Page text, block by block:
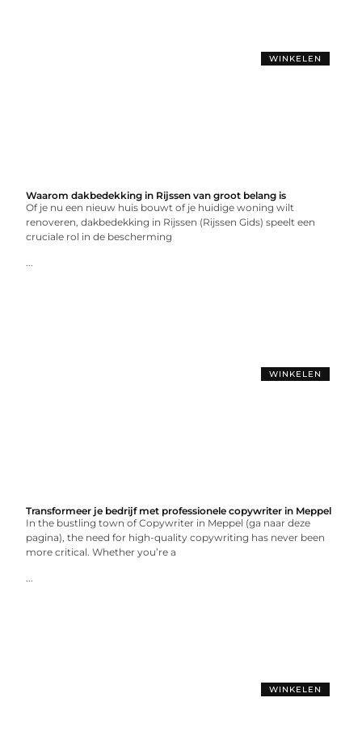
WINKELEN
Waarom dakbedekking in Rijssen van groot belang is
Of je nu een nieuw huis bouwt of je huidige woning wilt
renoveren, dakbedekking in Rijssen (Rijssen Gids) speelt een
cruciale rol in de bescherming
...
WINKELEN
Transformeer je bedrijf met professionele copywriter in Meppel
In the bustling town of Copywriter in Meppel (ga naar deze
pagina), the need for high-quality copywriting has never been
more critical. Whether you’re a
...
WINKELEN